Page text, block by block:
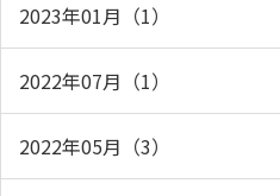
2023年01月（1）
2022年07月（1）
2022年05月（3）